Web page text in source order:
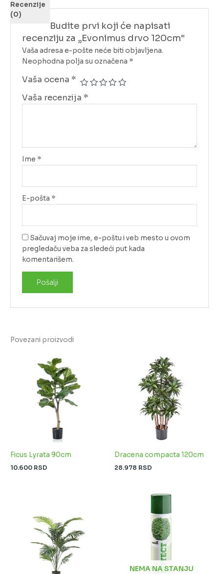
Recenzije
(0)
Budite prvi koji će napisati
recenziju za „Evonimus drvo 120cm“
Vaša adresa e-pošte neće biti objavljena.
Neophodna polja su označena *
Vaša ocena *
Vaša recenzija *
Ime *
E-pošta *
Sačuvaj moje ime, e-poštu i veb mesto u ovom
pregledaču veba za sledeći put kada
komentarišem.
Povezani proizvodi
Ficus Lyrata 90cm
10.600 RSD
Dracena compacta 120cm
28.978 RSD
NEMA NA STANJU